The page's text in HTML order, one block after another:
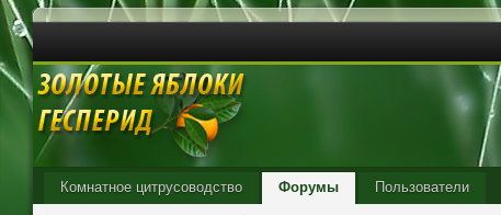
Комнатное цитрусоводство Форумы Пользователи